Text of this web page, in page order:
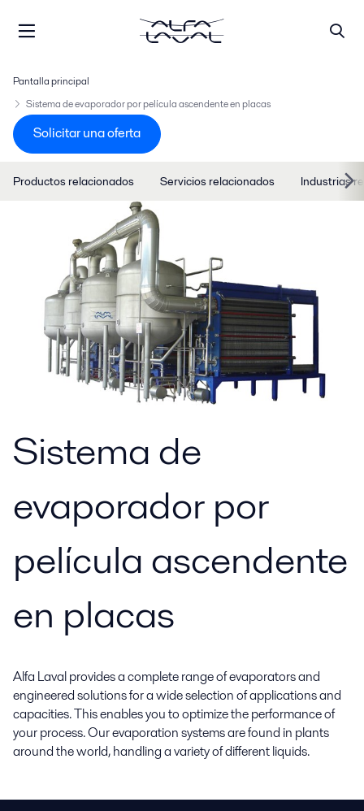
Pantalla principal
Sistema de evaporador por película ascendente en placas
Solicitar una oferta
Productos relacionados Servicios relacionados Industrias
Sistema de
evaporador por
película ascendente
en placas
Alfa Laval provides a complete range of evaporators and
engineered solutions for a wide selection of applications and
capacities. This enables you to optimize the performance of
your process. Our evaporation systems are found in plants
around the world, handling a variety of different liquids.